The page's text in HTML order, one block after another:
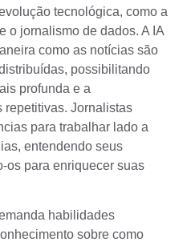
tecnológica, como a
o jornalismo de dados. A IA
como as notícias são
possibilitando
profunda e a
repetitivas. Jornalistas
para trabalhar lado a
entendendo seus
os para enriquecer suas
habilidades
sobre como